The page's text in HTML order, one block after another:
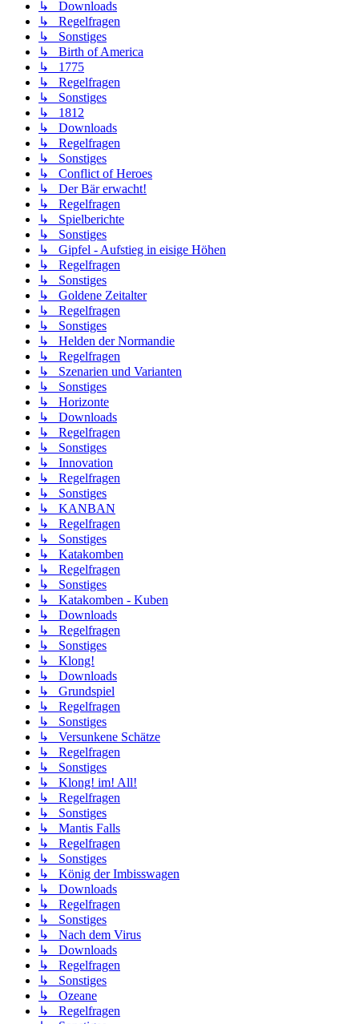
↳ Downloads
↳ Regelfragen
↳ Sonstiges
↳ Birth of America
↳ 1775
↳ Regelfragen
↳ Sonstiges
↳ 1812
↳ Downloads
↳ Regelfragen
↳ Sonstiges
↳ Conflict of Heroes
↳ Der Bär erwacht!
↳ Regelfragen
↳ Spielberichte
↳ Sonstiges
↳ Gipfel - Aufstieg in eisige Höhen
↳ Regelfragen
↳ Sonstiges
↳ Goldene Zeitalter
↳ Regelfragen
↳ Sonstiges
↳ Helden der Normandie
↳ Regelfragen
↳ Szenarien und Varianten
↳ Sonstiges
↳ Horizonte
↳ Downloads
↳ Regelfragen
↳ Sonstiges
↳ Innovation
↳ Regelfragen
↳ Sonstiges
↳ KANBAN
↳ Regelfragen
↳ Sonstiges
↳ Katakomben
↳ Regelfragen
↳ Sonstiges
↳ Katakomben - Kuben
↳ Downloads
↳ Regelfragen
↳ Sonstiges
↳ Klong!
↳ Downloads
↳ Grundspiel
↳ Regelfragen
↳ Sonstiges
↳ Versunkene Schätze
↳ Regelfragen
↳ Sonstiges
↳ Klong! im! All!
↳ Regelfragen
↳ Sonstiges
↳ Mantis Falls
↳ Regelfragen
↳ Sonstiges
↳ König der Imbisswagen
↳ Downloads
↳ Regelfragen
↳ Sonstiges
↳ Nach dem Virus
↳ Downloads
↳ Regelfragen
↳ Sonstiges
↳ Ozeane
↳ Regelfragen